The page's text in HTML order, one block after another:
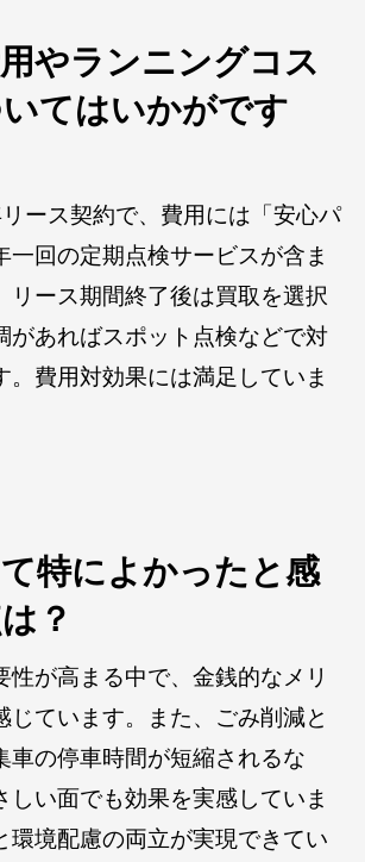
やランニングコス
いてはいかがです
ース契約で、費用には「安心パ
一回の定期点検サービスが含ま
リース期間終了後は買取を選択
があればスポット点検などで対
。費用対効果には満足していま
特によかったと感
？
性が高まる中で、金銭的なメリ
じています。また、ごみ削減と
車の停車時間が短縮されるな
しい面でも効果を実感していま
環境配慮の両立が実現できてい